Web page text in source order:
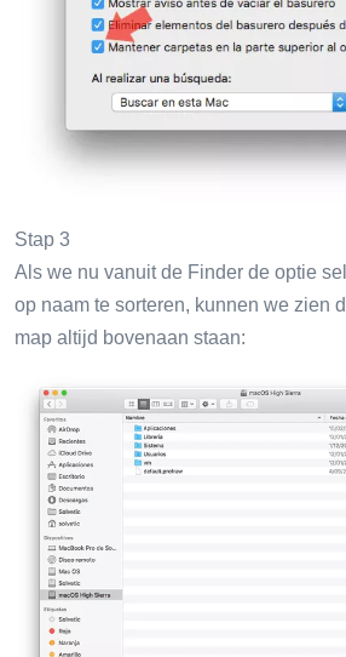
Stap 3
Als we nu vanuit de Finder de optie
op naam te sorteren, kunnen we zien
map altijd bovenaan staan: